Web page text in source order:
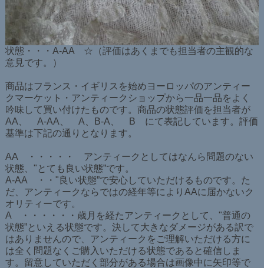
状態・・・A-AA ☆（評価はあくまでも担当者の主観的な
意見です。）
商品はフランス・イギリスを始めヨーロッパのアンティー
クマーケット・アンティークショップから一品一品をよく
吟味して買い付けたものです。商品の状態評価を担当者が
AA、 A-AA、 A、B-A、 B にて表記しています。評価
基準は下記の通りとなります。
AA ・・・・・ アンティークとしてはなんら問題のない
状態、"とても良い状態”です。
A-AA ・・"良い状態”で安心していただけるものです。た
だ、アンティークならではの経年等によりAAに届かないク
オリティーです。
A ・・・・・・歳月を経たアンティークとして、"普通の
状態”といえる状態です。決して大きなダメージがある訳で
はありませんので、アンティークをご理解いただける方に
は全く問題なくご購入いただける状態であると確信しま
す。留意していただく部分がある場合は画像中に矢印等で